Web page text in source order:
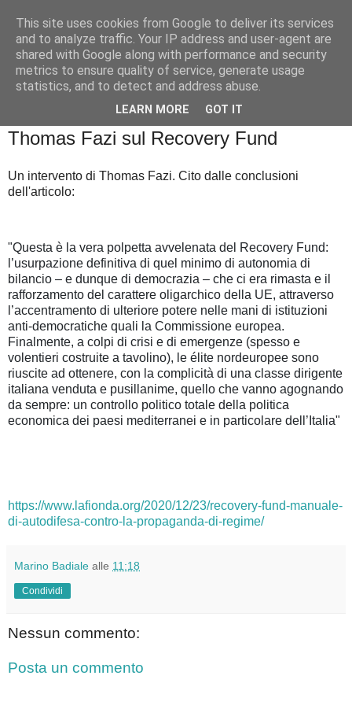
Badiale & Tringali
Thomas Fazi sul Recovery Fund
Un intervento di Thomas Fazi. Cito dalle conclusioni
dell'articolo:
"Questa è la vera polpetta avvelenata del Recovery Fund:
l’usurpazione definitiva di quel minimo di autonomia di
bilancio – e dunque di democrazia – che ci era rimasta e il
rafforzamento del carattere oligarchico della UE, attraverso
l’accentramento di ulteriore potere nelle mani di istituzioni
anti-democratiche quali la Commissione europea.
Finalmente, a colpi di crisi e di emergenze (spesso e
volentieri costruite a tavolino), le élite nordeuropee sono
riuscite ad ottenere, con la complicità di una classe dirigente
italiana venduta e pusillanime, quello che vanno agognando
da sempre: un controllo politico totale della politica
economica dei paesi mediterranei e in particolare dell’Italia"
https://www.lafionda.org/2020/12/23/recovery-fund-manuale-
di-autodifesa-contro-la-propaganda-di-regime/
Marino Badiale alle 11:18
Condividi
Nessun commento:
Posta un commento
This site uses cookies from Google to deliver its services
and to analyze traffic. Your IP address and user-agent are
shared with Google along with performance and security
metrics to ensure quality of service, generate usage
statistics, and to detect and address abuse.
LEARN MORE GOT IT